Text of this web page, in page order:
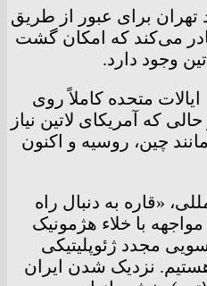
برای عبور از طریق
صادر می‌کند که امکان گشت
وجود دارد.
متحده کاملاً روی
که آمریکای لاتین نیاز
چین، روسیه و اکنون
«قاره به دنبال راه
با خلاء هژمونیک
مجدد ژئوپلیتیکی
نزدیک شدن ایران